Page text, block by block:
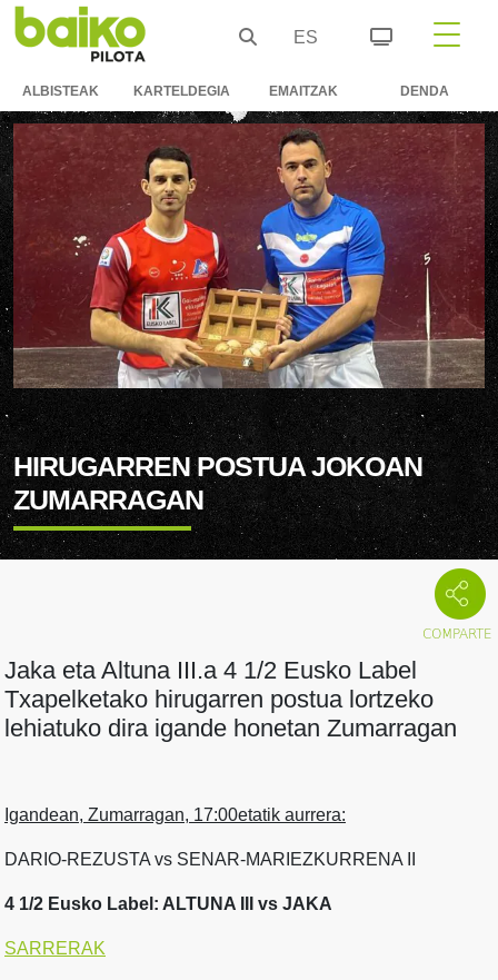
ES
ALBISTEAK KARTELDEGIA EMAITZAK DENDA
HIRUGARREN POSTUA JOKOAN
ZUMARRAGAN
Jaka eta Altuna III.a 4 1/2 Eusko Label
Txapelketako hirugarren postua lortzeko
lehiatuko dira igande honetan Zumarragan
Igandean, Zumarragan, 17:00etatik aurrera:
DARIO-REZUSTA vs SENAR-MARIEZKURRENA II
4 1/2 Eusko Label: ALTUNA III vs JAKA
SARRERAK